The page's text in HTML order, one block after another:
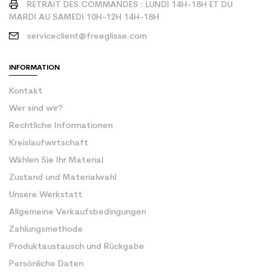
RETRAIT DES COMMANDES : LUNDI 14H-18H ET DU
MARDI AU SAMEDI 10H-12H 14H-18H
serviceclient@freeglisse.com
INFORMATION
Kontakt
Wer sind wir?
Rechtliche Informationen
Kreislaufwirtschaft
Wählen Sie Ihr Material
Zustand und Materialwahl
Unsere Werkstatt
Allgemeine Verkaufsbedingungen
Zahlungsmethode
Produktaustausch und Rückgabe
Persönliche Daten